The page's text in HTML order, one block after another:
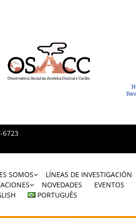
6723
SOMOS LÍNEAS DE INVESTIGACIÓN
NOVEDADES EVENTOS
PORTUGUÊS